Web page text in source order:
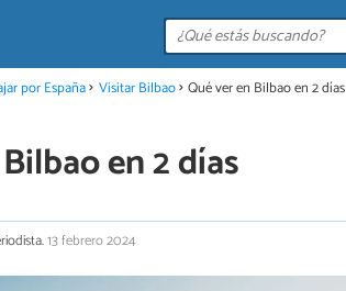
por España Visitar Bilbao Qué ver en Bilbao en 2 días
en 2 días
13 febrero 2024